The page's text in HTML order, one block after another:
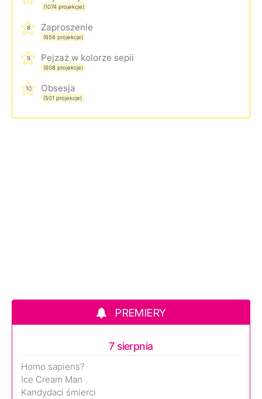
(1074 projekcje)
8 Zaproszenie
(656 projekcje)
9 Pejzaż w kolorze sepii
(608 projekcje)
10 Obsesja
(501 projekcje)
PREMIERY
7 sierpnia
Homo sapiens?
Ice Cream Man
Kandydaci śmierci